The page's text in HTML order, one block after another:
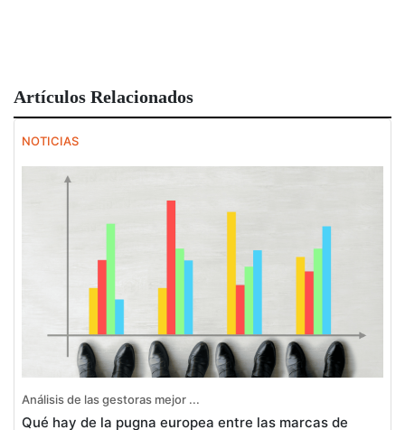
Artículos Relacionados
NOTICIAS
Análisis de las gestoras mejor ...
Qué hay de la pugna europea entre las marcas de